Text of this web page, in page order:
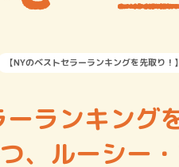
【NYのベストセラーランキングを先取り
ーランキン
、ルーシー